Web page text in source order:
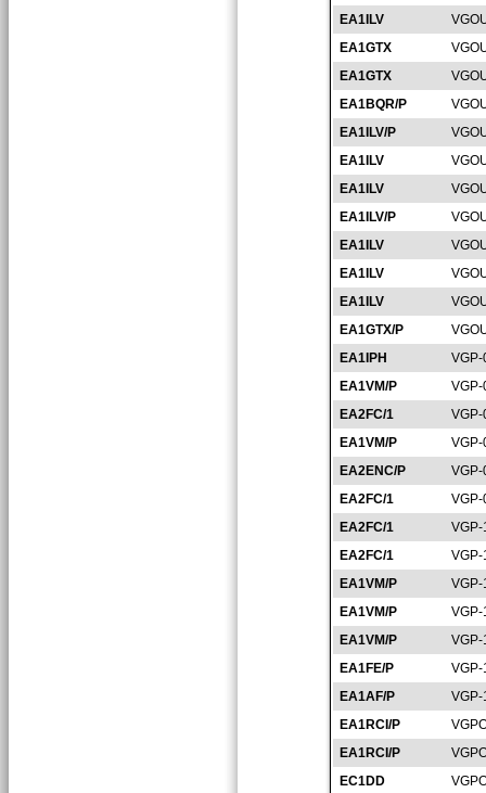
EA1ILV
EA1GTX
EA1GTX
EA1BQR/P
EA1ILV/P
EA1ILV
EA1ILV
EA1ILV/P
EA1ILV
EA1ILV
EA1ILV
EA1GTX/P
EA1IPH
EA1VM/P
EA2FC/1
EA1VM/P
EA2ENC/P
EA2FC/1
EA2FC/1
EA2FC/1
EA1VM/P
EA1VM/P
EA1VM/P
EA1FE/P
EA1AF/P
EA1RCI/P
EA1RCI/P
EC1DD